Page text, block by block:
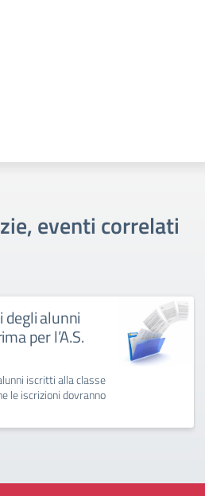
eventi correlati
degli alunni
per l’A.S.
iscritti alla classe
le iscrizioni dovranno